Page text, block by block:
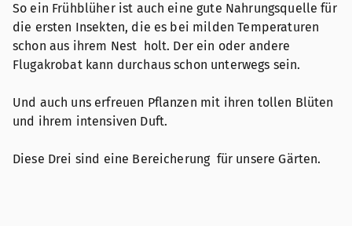
So ein Frühblüher ist auch eine gute Nahrungsquelle für
die ersten Insekten, die es bei milden Temperaturen
schon aus ihrem Nest holt. Der ein oder andere
Flugakrobat kann durchaus schon unterwegs sein.
Und auch uns erfreuen Pflanzen mit ihren tollen Blüten
und ihrem intensiven Duft.
Diese Drei sind eine Bereicherung für unsere Gärten.